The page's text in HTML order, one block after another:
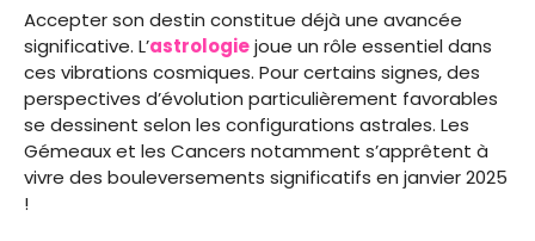
Accepter son destin constitue déjà une avancée
significative. L’astrologiejoue un rôle essentiel dans
ces vibrations cosmiques. Pour certains signes, des
perspectives d’évolution particulièrement favorables
se dessinent selon les configurations astrales. Les
Gémeaux et les Cancers notamment s’apprêtent à
vivre des bouleversements significatifs en janvier 2025
!